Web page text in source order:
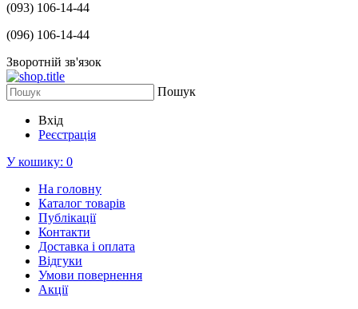
(093) 106-14-44
(096) 106-14-44
Зворотній зв'язок
Пошук
Вхід
Реєстрація
У кошику: 0
На головну
Каталог товарів
Публікації
Контакти
Доставка і оплата
Відгуки
Умови повернення
Акції